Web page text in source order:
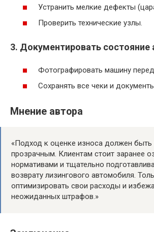
Устранить мелкие дефекты
Проверить технические узлы.
3. Документировать состояние
Фотографировать машину
Сохранять все чеки и
Мнение автора
«Подход к оценке износа должен
прозрачным. Клиентам стоит заранее
нормативами и тщательно
возврату лизингового автомобиля.
оптимизировать свои расходы и
неожиданных штрафов.»